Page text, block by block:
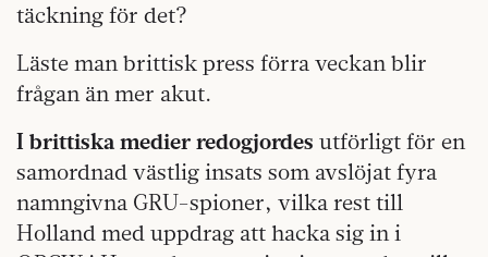
täckning för det?
Läste man brittisk press förra veckan blir
frågan än mer akut.
I brittiska medier redogjordes utförligt för en
samordnad västlig insats som avslöjat fyra
namngivna GRU-spioner, vilka rest till
Holland med uppdrag att hacka sig in i